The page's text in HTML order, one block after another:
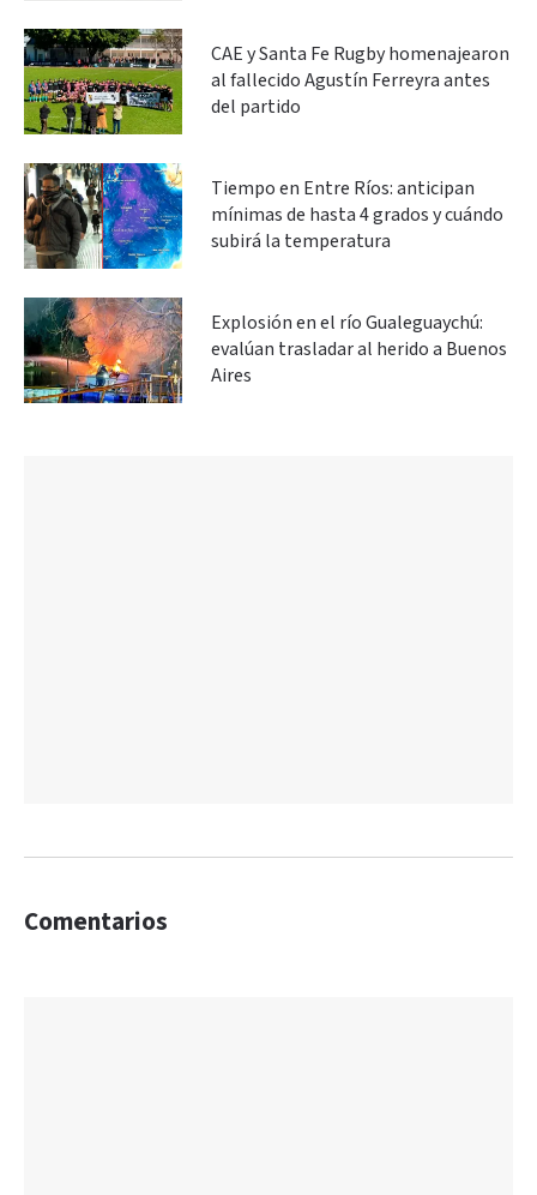
CAE y Santa Fe Rugby homenajearon
al fallecido Agustín Ferreyra antes
del partido
Tiempo en Entre Ríos: anticipan
mínimas de hasta 4 grados y cuándo
subirá la temperatura
Explosión en el río Gualeguaychú:
evalúan trasladar al herido a Buenos
Aires
Comentarios